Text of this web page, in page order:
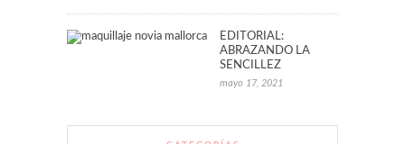
EDITORIAL:
ABRAZANDO LA
SENCILLEZ
mayo 17, 2021